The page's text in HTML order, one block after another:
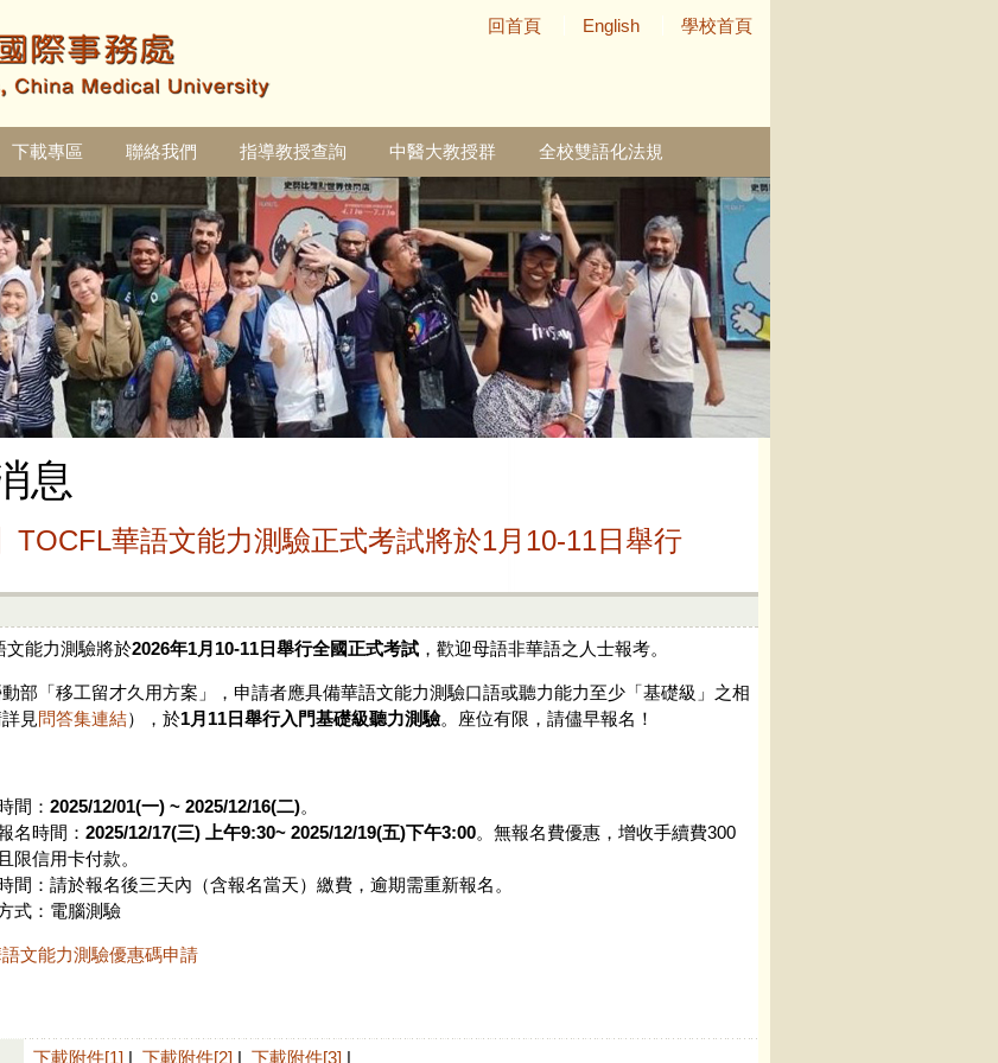
回首頁 English 學校首頁
下載專區 聯絡我們 指導教授查詢 中醫大教授群 全校雙語化法規
息
TOCFL華語文能力測驗正式考試將於1月10-11日舉行
文能力測驗將於2026年1月 10-11日舉行全國正式考試，歡迎母語非華語之人士報考。
部「移工留才久用方案」，申請者應具備華語文能力測驗口語或聽力能力至少「基礎級」之相
見問答集連結），於1月 11日舉行入門基礎級聽力測驗。座位有限，請儘早報名！
間： 2025/12/01(一) ~ 2025/12/16(二)。
名時間： 2025/12/17(三) 上午9:30~ 2025/12/19(五)下午3:00。無報名費優惠，增收手續費300
限信用卡付款。
間：請於報名後三天內（含報名當天）繳費，逾期需重新報名。
式：電腦測驗
文能力測驗優惠碼申請
下載附件[1] | 下載附件[2] | 下載附件[3] |